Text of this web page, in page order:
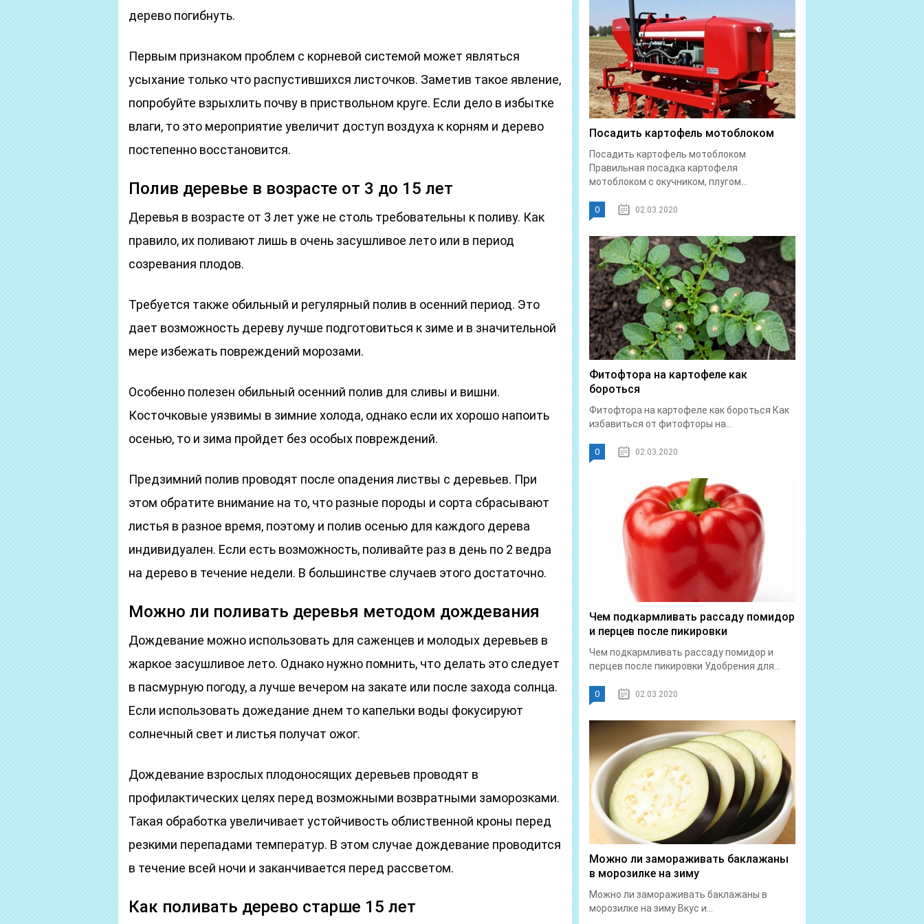
дерево погибнуть.
Первым признаком проблем с корневой системой может являться
усыхание только что распустившихся листочков. Заметив такое явление,
попробуйте взрыхлить почву в приствольном круге. Если дело в избытке
влаги, то это мероприятие увеличит доступ воздуха к корням и дерево
постепенно восстановится.
Полив деревье в возрасте от 3 до 15 лет
Деревья в возрасте от 3 лет уже не столь требовательны к поливу. Как
правило, их поливают лишь в очень засушливое лето или в период
созревания плодов.
Требуется также обильный и регулярный полив в осенний период. Это
дает возможность дереву лучше подготовиться к зиме и в значительной
мере избежать повреждений морозами.
Особенно полезен обильный осенний полив для сливы и вишни.
Косточковые уязвимы в зимние холода, однако если их хорошо напоить
осенью, то и зима пройдет без особых повреждений.
Предзимний полив проводят после опадения листвы с деревьев. При
этом обратите внимание на то, что разные породы и сорта сбрасывают
листья в разное время, поэтому и полив осенью для каждого дерева
индивидуален. Если есть возможность, поливайте раз в день по 2 ведра
на дерево в течение недели. В большинстве случаев этого достаточно.
Можно ли поливать деревья методом дождевания
Дождевание можно использовать для саженцев и молодых деревьев в
жаркое засушливое лето. Однако нужно помнить, что делать это следует
в пасмурную погоду, а лучше вечером на закате или после захода солнца.
Если использовать дожедание днем то капельки воды фокусируют
солнечный свет и листья получат ожог.
Дождевание взрослых плодоносящих деревьев проводят в
профилактических целях перед возможными возвратными заморозками.
Такая обработка увеличивает устойчивость облиственной кроны перед
резкими перепадами температур. В этом случае дождевание проводится
в течение всей ночи и заканчивается перед рассветом.
Как поливать дерево старше 15 лет
Посадить картофель мотоблоком
Посадить картофель мотоблоком
Правильная посадка картофеля
мотоблоком с окучником, плугом...
0 02.03.2020
Фитофтора на картофеле как
бороться
Фитофтора на картофеле как бороться Как
избавиться от фитофторы на...
0 02.03.2020
Чем подкармливать рассаду помидор
и перцев после пикировки
Чем подкармливать рассаду помидор и
перцев после пикировки Удобрения для...
0 02.03.2020
Можно ли замораживать баклажаны
в морозилке на зиму
Можно ли замораживать баклажаны в
морозилке на зиму Вкус и...